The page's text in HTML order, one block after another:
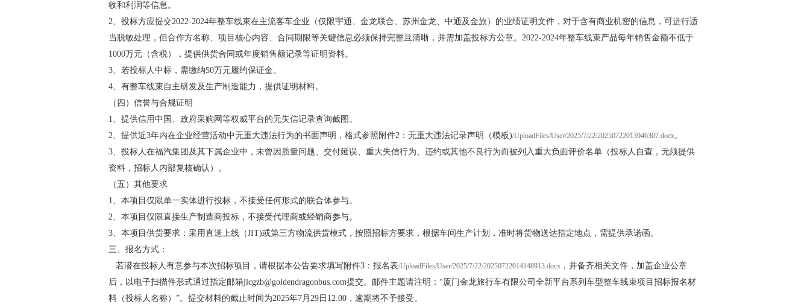
收和利润等信息。
2、投标方应提交2022-2024年整车线束在主流客车企业（仅限宇通、金龙联合、苏州金龙、中通及金旅）的业绩证明文件，对于含有商业机密的信息，可进行适
当脱敏处理，但合作方名称、项目核心内容、合同期限等关键信息必须保持完整且清晰，并需加盖投标方公章。2022-2024年整车线束产品每年销售金额不低于
1000万元（含税），提供供货合同或年度销售额记录等证明资料。
3、若投标人中标，需缴纳50万元履约保证金。
4、有整车线束自主研发及生产制造能力，提供证明材料。
（四）信誉与合规证明
1、提供信用中国、政府采购网等权威平台的无失信记录查询截图。
2、提供近3年内在企业经营活动中无重大违法行为的书面声明，格式参照附件2：无重大违法记录声明（模板)/UploadFiles/User/2025/7/22/20250722013946307.docx。
3、投标人在福汽集团及其下属企业中，未曾因质量问题、交付延误、重大失信行为、违约或其他不良行为而被列入重大负面评价名单（投标人自查，无须提供
资料，招标人内部复核确认）。
（五）其他要求
1、本项目仅限单一实体进行投标，不接受任何形式的联合体参与。
2、本项目仅限直接生产制造商投标，不接受代理商或经销商参与。
3、本项目供货要求：采用直送上线（JIT)或第三方物流供货模式，按照招标方要求，根据车间生产计划，准时将货物送达指定地点，需提供承诺函。
三、报名方式：
若潜在投标人有意参与本次招标项目，请根据本公告要求填写附件3：报名表/UploadFiles/User/2025/7/22/20250722014148913.docx ，并备齐相关文件，加盖企业公章
后，以电子扫描件形式通过指定邮箱jlcgzb@goldendragonbus.com提交。邮件主题请注明：“厦门金龙旅行车有限公司全新平台系列车型整车线束项目招标报名材
料（投标人名称）”。提交材料的截止时间为2025年7月29日12:00，逾期将不予接受。